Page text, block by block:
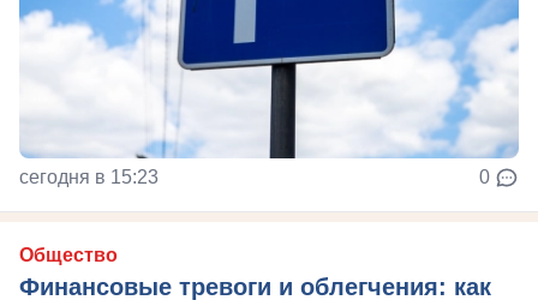
сегодня в 15:23 0
Общество
Финансовые тревоги и облегчения: как